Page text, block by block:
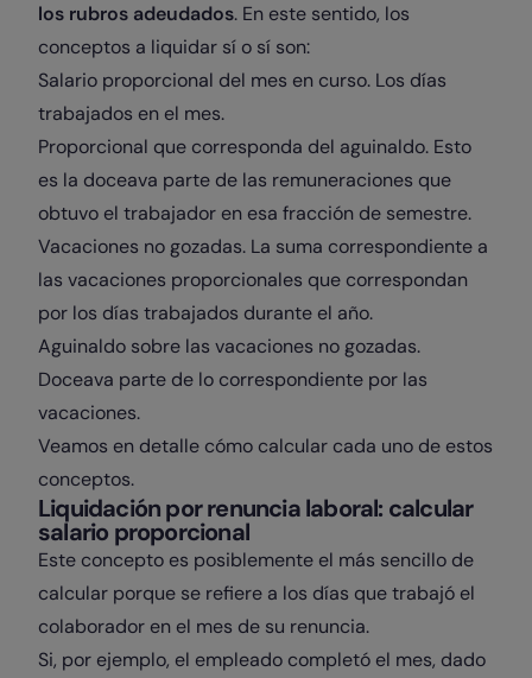
los rubros adeudados. En este sentido, los
conceptos a liquidar sí o sí son:
Salario proporcional del mes en curso. Los días
trabajados en el mes.
Proporcional que corresponda del aguinaldo. Esto
es la doceava parte de las remuneraciones que
obtuvo el trabajador en esa fracción de semestre.
Vacaciones no gozadas. La suma correspondiente a
las vacaciones proporcionales que correspondan
por los días trabajados durante el año.
Aguinaldo sobre las vacaciones no gozadas.
Doceava parte de lo correspondiente por las
vacaciones.
Veamos en detalle cómo calcular cada uno de estos
conceptos.
Liquidación por renuncia laboral: calcular
salario proporcional
Este concepto es posiblemente el más sencillo de
calcular porque se refiere a los días que trabajó el
colaborador en el mes de su renuncia.
Si, por ejemplo, el empleado completó el mes, dado